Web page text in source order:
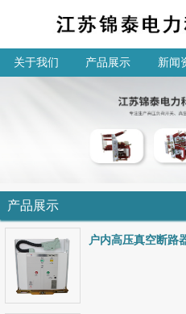
关于我们 产品展示 新闻
产品展示
户内高压真空断路